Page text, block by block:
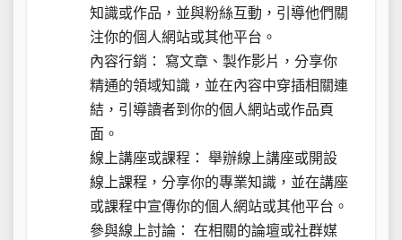
知識或作品，並與粉絲互動，引導他們關
注你的個人網站或其他平台。
內容行銷： 寫文章、製作影片，分享你
精通的領域知識，並在內容中穿插相關連
結，引導讀者到你的個人網站或作品頁
面。
線上講座或課程： 舉辦線上講座或開設
線上課程，分享你的專業知識，並在講座
或課程中宣傳你的個人網站或其他平台。
參與線上討論： 在相關的論壇或社群媒